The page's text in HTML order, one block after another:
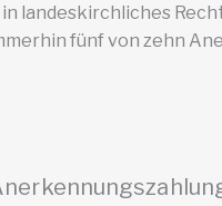
landeskirchliches
fünf von zehn